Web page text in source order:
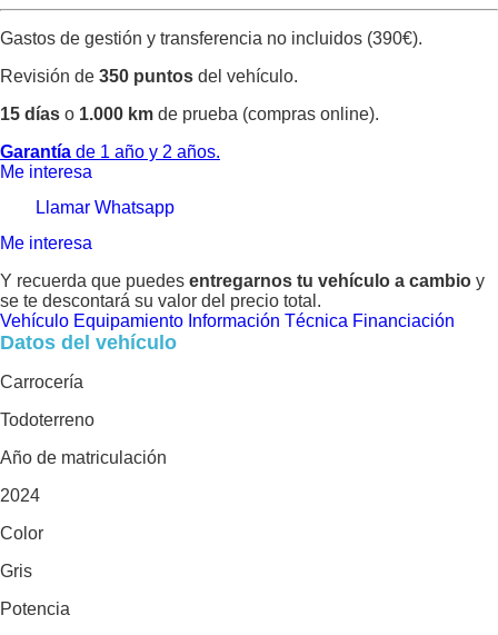
Gastos de gestión y transferencia no incluidos (390€).
Revisión de 350 puntos del vehículo.
15 días o 1.000 km de prueba (compras online).
Garantía de 1 año y 2 años.
Me interesa
Llamar Whatsapp
Me interesa
Y recuerda que puedes entregarnos tu vehículo a cambio y
se te descontará su valor del precio total.
Vehículo Equipamiento Información Técnica Financiación
Datos del vehículo
Carrocería
Todoterreno
Año de matriculación
2024
Color
Gris
Potencia